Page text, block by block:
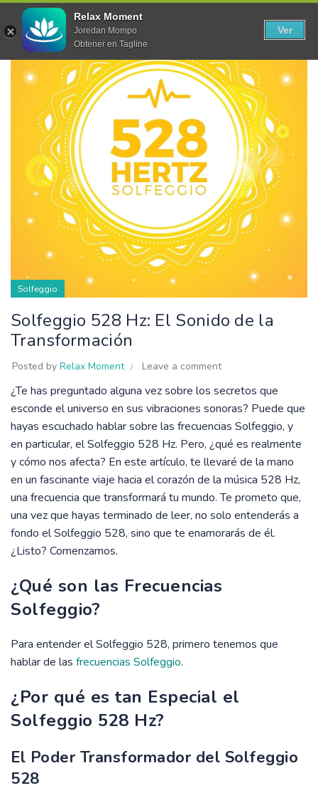
20
MAY
Solfeggio
Solfeggio 528 Hz: El Sonido de la
Transformación
Posted by Relax Moment Leave a comment
¿Te has preguntado alguna vez sobre los secretos que
esconde el universo en sus vibraciones sonoras? Puede que
hayas escuchado hablar sobre las frecuencias Solfeggio, y
en particular, el Solfeggio 528 Hz. Pero, ¿qué es realmente
y cómo nos afecta? En este artículo, te llevaré de la mano
en un fascinante viaje hacia el corazón de la música 528 Hz,
una frecuencia que transformará tu mundo. Te prometo que,
una vez que hayas terminado de leer, no solo entenderás a
fondo el Solfeggio 528, sino que te enamorarás de él.
¿Listo? Comenzamos.
¿Qué son las Frecuencias
Solfeggio?
Para entender el Solfeggio 528, primero tenemos que
hablar de las frecuencias Solfeggio.
¿Por qué es tan Especial el
Solfeggio 528 Hz?
El Poder Transformador del Solfeggio
528
Relax Moment
Joredan Mompo
Obtener en Tagline
Ver